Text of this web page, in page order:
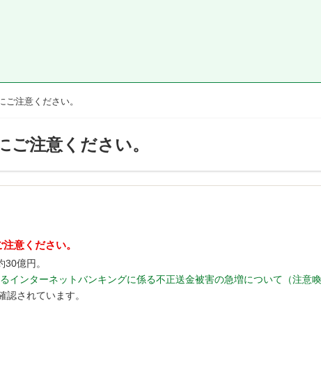
注意ください。
注意ください。
意ください。
億円。
ンターネットバンキングに係る不正送金被害の急増について（注意喚
されています。